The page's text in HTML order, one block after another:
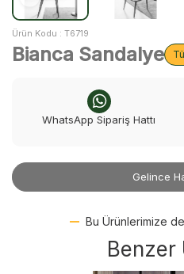
Ürün Kodu : T6719
Bianca Sandalye
WhatsApp Sipariş Hattı
Gelince
Bu Ürünlerimize
Benzer